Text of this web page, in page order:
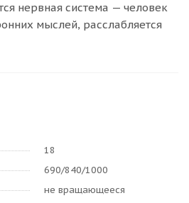
нервная система — человек
мыслей, расслабляется
18
690/840/1000
не вращающееся